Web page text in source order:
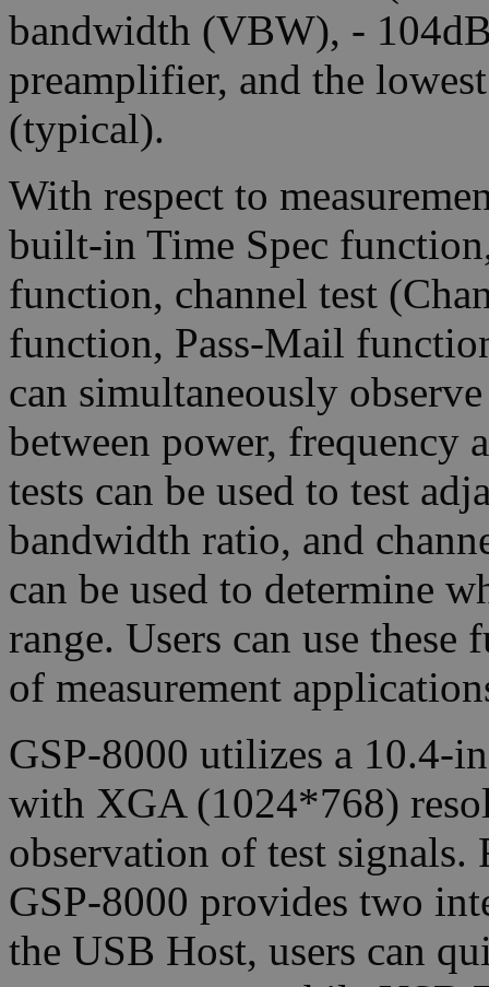
bandwidth (VBW), -
preamplifier, and the
(typical).
With respect to
built-in Time Spec
function, channel test
function, Pass-Mail
can simultaneously
between power, frequency
tests can be used to test
bandwidth ratio, and
can be used to determine
range. Users can use
of measurement
GSP-8000 utilizes a 10.4-
with XGA (1024*768)
observation of test
GSP-8000 provides two
the USB Host, users can